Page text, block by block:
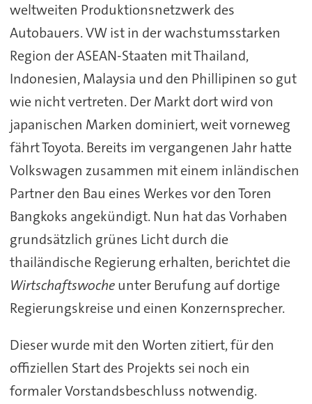
weltweiten Produktionsnetzwerk des
Autobauers. VW ist in der wachstumsstarken
Region der ASEAN-Staaten mit Thailand,
Indonesien, Malaysia und den Phillipinen so gut
wie nicht vertreten. Der Markt dort wird von
japanischen Marken dominiert, weit vorneweg
fährt Toyota. Bereits im vergangenen Jahr hatte
Volkswagen zusammen mit einem inländischen
Partner den Bau eines Werkes vor den Toren
Bangkoks angekündigt. Nun hat das Vorhaben
grundsätzlich grünes Licht durch die
thailändische Regierung erhalten, berichtet die
Wirtschaftswocheunter Berufung auf dortige
Regierungskreise und einen Konzernsprecher.
Dieser wurde mit den Worten zitiert, für den
offiziellen Start des Projekts sei noch ein
formaler Vorstandsbeschluss notwendig.